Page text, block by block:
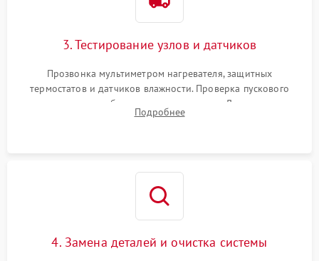
3. Тестирование узлов и датчиков
Прозвонка мультиметром нагревателя, защитных
термостатов и датчиков влажности. Проверка пускового
конденсатора, обмоток мотора и помпы. Для машин с
тепловым насосом — диагностика работы компрессора и
Подробнее
4. Замена деталей и очистка системы